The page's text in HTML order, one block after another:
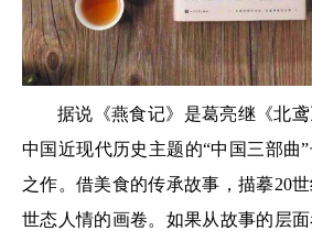
据说《燕食记》是葛亮继《北
中国近现代历史主题的“中国三部曲
之作。借美食的传承故事，描摹20世
世态人情的画卷。如果从故事的层